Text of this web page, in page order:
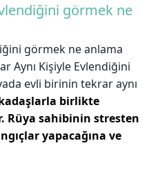
görmek ne
görmek ne anlama
Aynı Kişiyle Evlendiğini
evli birinin tekrar aynı
birlikte
Rüya sahibinin stresten
yapacağına ve